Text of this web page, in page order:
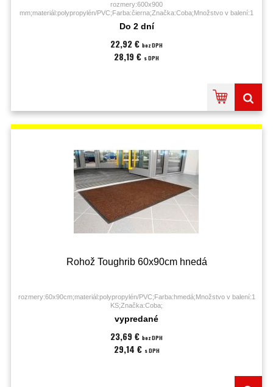
rozmery:600x900
mm;materiál:polypropylén/PVC;Farba:čierna;Značka:Coba;Množstvo v balení:1
Do 2 dní
22,92 € bez DPH
28,19 € s DPH
Rohož Toughrib 60x90cm hnedá
rozmery:60x90cm;materiál:polypropylén/PVC;Farba:hmedá;Množstvo v balení:1
KS;Značka:Coba;
vypredané
23,69 € bez DPH
29,14 € s DPH